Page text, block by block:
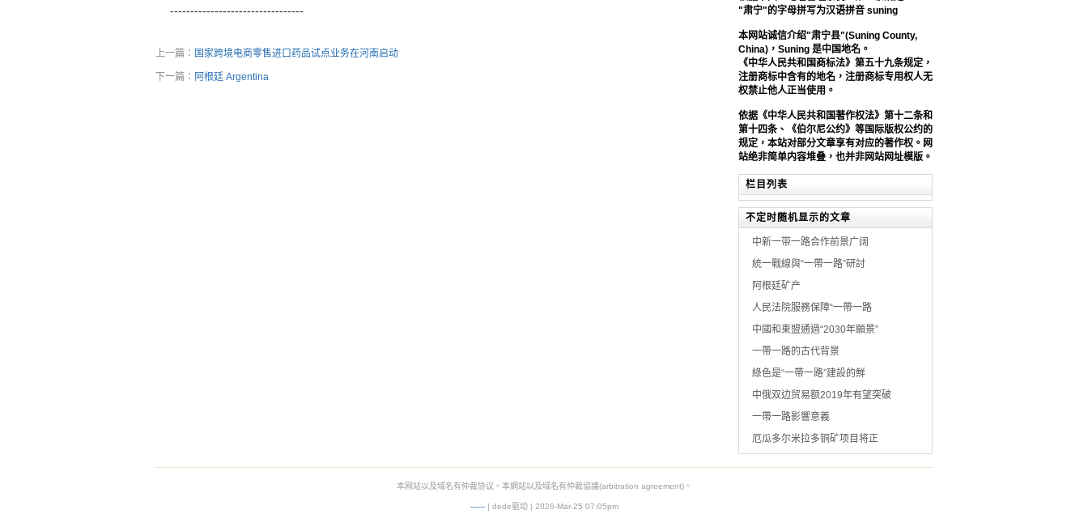
---------------------------------
上一篇： 国家跨境电商零售进口药品试点业务在河南启动
下一篇： 阿根廷 Argentina
"肃宁"的字母拼写为汉语拼音 suning
本网站诚信介绍"肃宁县"(Suning County,
China)，Suning 是中国地名。
《中华人民共和国商标法》第五十九条规定，
注册商标中含有的地名，注册商标专用权人无
权禁止他人正当使用。
依据《中华人民共和国著作权法》第十二条和
第十四条、《伯尔尼公约》等国际版权公约的
规定，本站对部分文章享有对应的著作权。网
站绝非简单内容堆叠，也并非网站网址模版。
栏目列表
不定时随机显示的文章
中新一带一路合作前景广阔
統一戰線與“一帶一路”研討
阿根廷矿产
人民法院服務保障“一帶一路
中國和東盟通過“2030年願景”
一帶一路的古代背景
綠色是“一帶一路”建設的鮮
中俄双边贸易额2019年有望突破
一帶一路影響意義
厄瓜多尔米拉多铜矿项目将正
本网站以及域名有仲裁协议。本網站以及域名有仲裁協議(arbitration agreement)。
------| dede驱动 | 2026-Mar-25 07:05pm